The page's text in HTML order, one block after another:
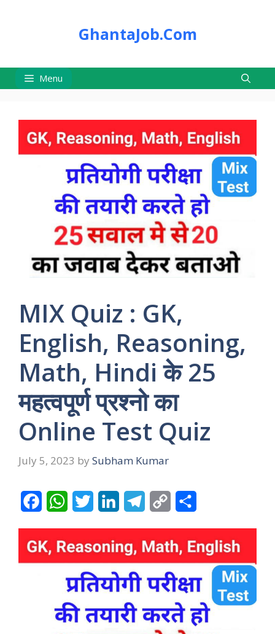
GhantaJob.Com
Menu
MIX Quiz : GK,
English, Reasoning,
Math, Hindi के 25
महत्वपूर्ण प्रश्नो का
Online Test Quiz
July 5, 2023 by Subham Kumar
c
e
W
a
t
s
A
p
i
t
t
e
r
n
k
e
d
l
e
g
r
p
y
L
i
n
a
r
e